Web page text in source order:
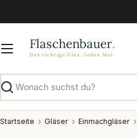
Inhalt
Suchen
Startseite Gläser Einmachgläser